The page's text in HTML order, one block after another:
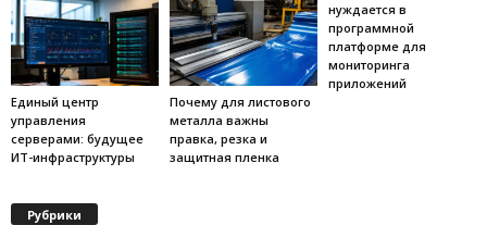
Единый центр
управления
серверами: будущее
ИТ-инфраструктуры
Почему для листового
металла важны
правка, резка и
защитная пленка
нуждается в
программной
платформе для
мониторинга
приложений
Рубрики